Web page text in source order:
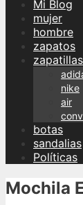
Mi Blog
mujer
hombre
zapatos
zapatillas
nike
air
botas
sandalias
Políticas
Mochila